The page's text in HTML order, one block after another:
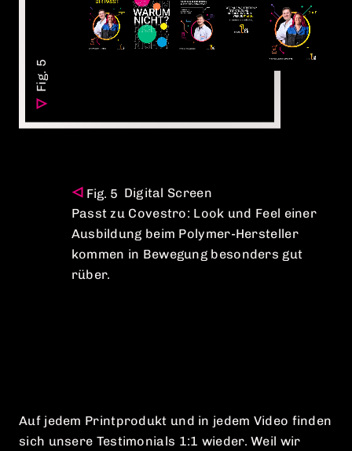
Digital Screen
Passt zu Covestro: Look und Feel einer
Ausbildung beim Polymer-Hersteller
kommen in Bewegung besonders gut
rüber.
Auf jedem Printprodukt und in jedem Video finden